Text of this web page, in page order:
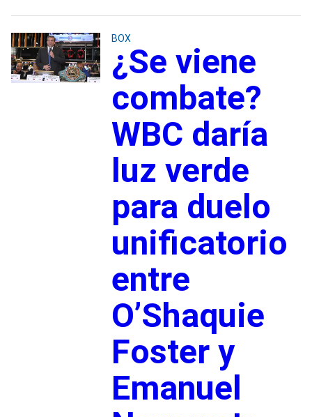
BOX
¿Se viene
combate?
WBC daría
luz verde
para duelo
unificatorio
entre
O’Shaquie
Foster y
Emanuel